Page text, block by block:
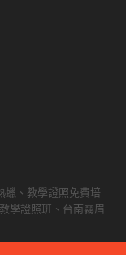
蠟、教學證照免費培
學證照班、台南霧眉